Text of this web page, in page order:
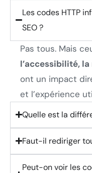
Les codes HTTP
SEO ?
Pas tous. Mais
l’accessibilité,
ont un impact
et l’expérience
Quelle est la
Faut-il rediriger
Peut-on voir les